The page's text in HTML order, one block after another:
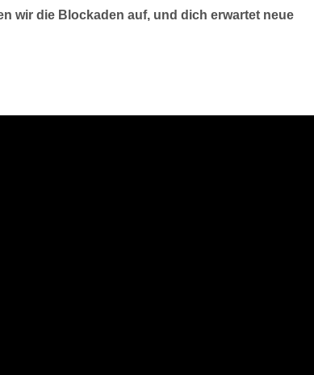
wir die Blockaden auf, und dich erwartet neue